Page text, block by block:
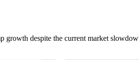
growth despite the current market